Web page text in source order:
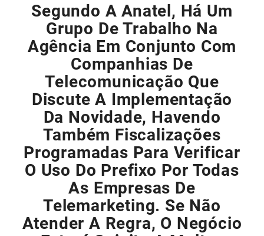
Segundo A Anatel, Há Um
Grupo De Trabalho Na
Agência Em Conjunto Com
Companhias De
Telecomunicação Que
Discute A Implementação
Da Novidade, Havendo
Também Fiscalizações
Programadas Para Verificar
O Uso Do Prefixo Por Todas
As Empresas De
Telemarketing. Se Não
Atender A Regra, O Negócio